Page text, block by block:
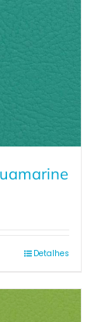
Detalhes